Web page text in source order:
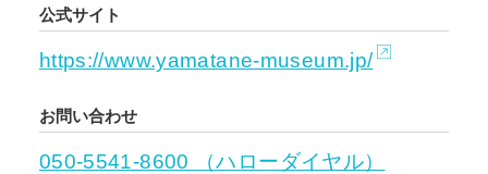
公式サイト
https://www.yamatane-museum.jp/
お問い合わせ
050-5541-8600 （ハローダイヤル）